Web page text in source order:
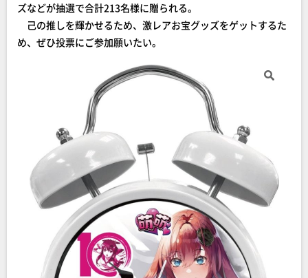
ズなどが抽選で合計213名様に贈られる。
己の推しを輝かせるため、激レアお宝グッズをゲットするた
め、ぜひ投票にご参加願いたい。